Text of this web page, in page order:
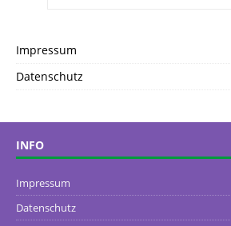
Impressum
Datenschutz
INFO
Impressum
Datenschutz